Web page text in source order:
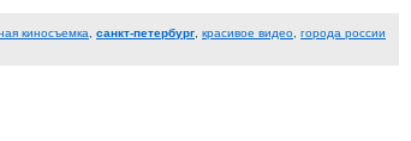
киносъемка санкт-петербург красивое видео города россии